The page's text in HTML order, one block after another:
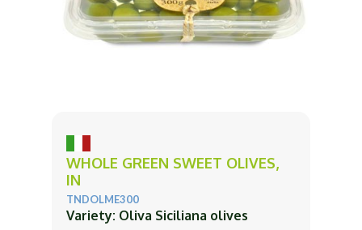
WHOLE GREEN SWEET OLIVES,
IN
TNDOLME300
Variety: Oliva Siciliana olives